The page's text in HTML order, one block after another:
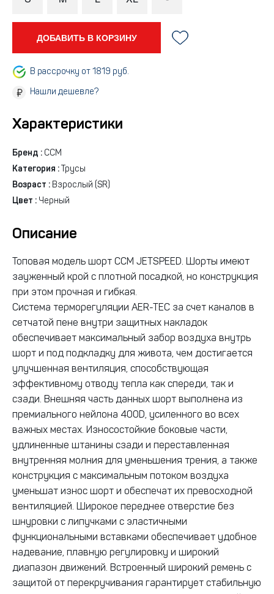
ДОБАВИТЬ В КОРЗИНУ
В рассрочку от 1819 руб.
Нашли дешевле?
Характеристики
Бренд : CCM
Категория : Трусы
Возраст : Взрослый (SR)
Цвет : Черный
Описание
Топовая модель шорт CCM JETSPEED. Шорты имеют
зауженный крой с плотной посадкой, но конструкция
при этом прочная и гибкая.
Система терморегуляции AER-TEC за счет каналов в
сетчатой пене внутри защитных накладок
обеспечивает максимальный забор воздуха внутрь
шорт и под подкладку для живота, чем достигается
улучшенная вентиляция, способствующая
эффективному отводу тепла как спереди, так и
сзади. Внешняя часть данных шорт выполнена из
премиального нейлона 400D, усиленного во всех
важных местах. Износостойкие боковые части,
удлиненные штанины сзади и переставленная
внутренняя молния для уменьшения трения, а также
конструкция с максимальным потоком воздуха
уменьшат износ шорт и обеспечат их превосходной
вентиляцией. Широкое переднее отверстие без
шнуровки с липучками с эластичными
функциональными вставками обеспечивает удобное
надевание, плавную регулировку и широкий
диапазон движений. Встроенный широкий ремень с
защитой от перекручивания гарантирует стабильную